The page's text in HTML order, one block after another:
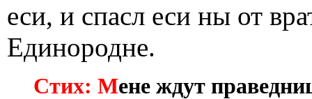
еси, и спасл еси ны от
Единородне.
Стих: Мене ждут